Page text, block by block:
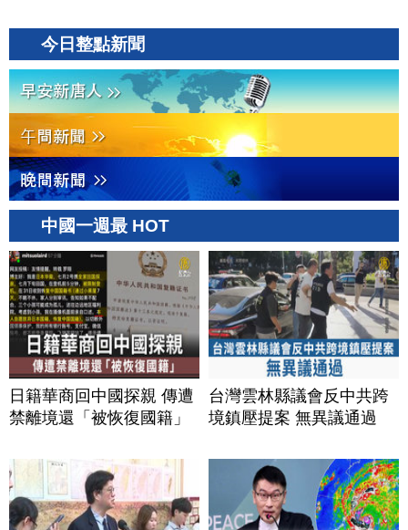
今日整點新聞
中國一週最 HOT
日籍華商回中國探親 傳遭
禁離境還「被恢復國籍」
台灣雲林縣議會反中共跨
境鎮壓提案 無異議通過